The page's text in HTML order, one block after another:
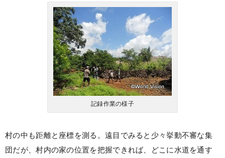
記録作業の様子
村の中も距離と座標を測る。遠目でみると少々挙動不審な集
団だが、村内の家の位置を把握できれば、どこに水道を通す